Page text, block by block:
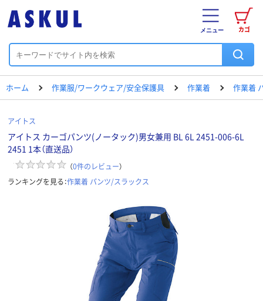
カゴ
メニュー
ホーム 作業服/ワークウェア/安全保護具 作業着 作業着
アイトス
アイトス カーゴパンツ(ノータック)男女兼用 BL 6L 2451-006-6L
2451 1本（直送品）
（0件のレビュー）
ランキングを見る：作業着 パンツ/スラックス